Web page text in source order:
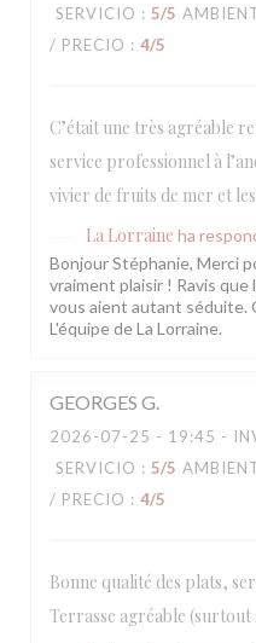
SERVICIO : 5/5
/ PRECIO : 4/5
C’était une très agréable
service professionnel à
vivier de fruits de mer et
La Lorraine ha
Bonjour Stéphanie, Merci
vraiment plaisir ! Ravis
vous aient autant séduite.
L'équipe de La Lorraine.
GEORGES G
2026-07-25 - 19:45 -
SERVICIO : 5/5
/ PRECIO : 4/5
Bonne qualité des plats,
Terrasse agréable (surtout